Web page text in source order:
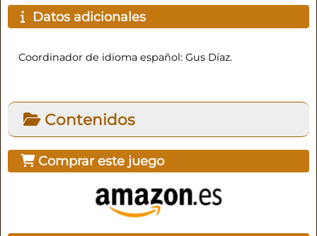
Datos adicionales
Coordinador de idioma español: Gus Díaz.
Contenidos
Comprar este juego